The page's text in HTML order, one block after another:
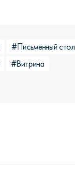
#Письменный стол
#Витрина